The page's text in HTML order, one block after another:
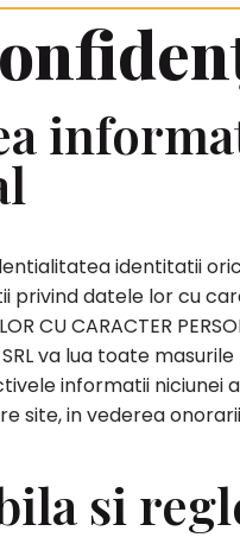
identitatii
privind datele lor cu
CU CARACTER
SRL va lua toate
informatii niciunei
site, in vederea
si